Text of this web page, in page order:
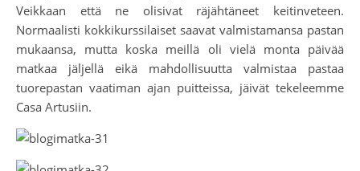
Veikkaan että ne olisivat räjähtäneet keitinveteen.
Normaalisti kokkikurssilaiset saavat valmistamansa pastan
mukaansa, mutta koska meillä oli vielä monta päivää
matkaa jäljellä eikä mahdollisuutta valmistaa pastaa
tuorepastan vaatiman ajan puitteissa, jäivät tekeleemme
Casa Artusiin.